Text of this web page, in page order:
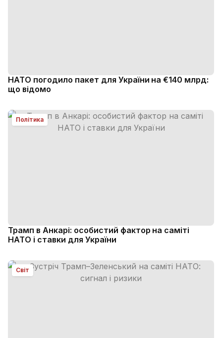
НАТО погодило пакет для України на €140 млрд:
що відомо
Політика
Трамп в Анкарі: особистий фактор на саміті
НАТО і ставки для України
Світ